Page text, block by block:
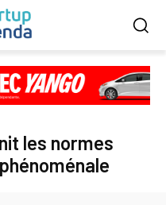
les normes